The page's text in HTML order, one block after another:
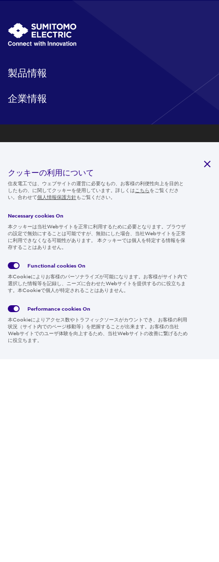
製品情報
企業情報
ニュースルーム
IR情報
採用情報
Global
Policy
サイト
約
Region & Language:
Japan | JP
クッキーの利用について
住友電工では、ウェブサイトの運営に必要なもの、お客様の利便性向上を目的と
したもの、に関してクッキーを使用しています。詳しくは こちらをご覧くださ
い。合わせて個人情報保護方針もご覧ください。
Necessary cookies On
本クッキーは当社Webサイトを正常に利用するために必要となります。ブラウザ
の設定で無効にすることは可能ですが、無効にした場合、当社Webサイトを正常
に利用できなくなる可能性があります。 本クッキーでは個人を特定する情報を保
存することはありません。
Functional cookies On
本Cookieによりお客様のパーソナライズが可能になります。お客様がサイト内で
選択した情報等を記録し、ニーズに合わせたWebサイトを提供するのに役立ちま
す。本Cookieで個人が特定されることはありません。
Performance cookies On
本Cookieによりアクセス数やトラフィックソースがカウントでき、お客様の利用
状況（サイト内でのページ移動等）を把握することが出来ます。お客様の当社
Webサイトでのユーザ体験を向上するため、当社Webサイトの改善に繋げるため
に役立ちます。